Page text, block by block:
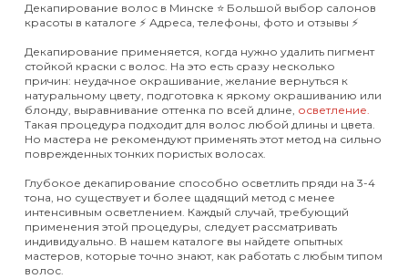
Декапирование волос в Минске ⭐️ Большой выбор салонов
красоты в каталоге ⚡️ Адреса, телефоны, фото и отзывы ⚡️
Декапирование применяется, когда нужно удалить пигмент
стойкой краски с волос. На это есть сразу несколько
причин: неудачное окрашивание, желание вернуться к
натуральному цвету, подготовка к яркому окрашиванию или
блонду, выравнивание оттенка по всей длине, осветление.
Такая процедура подходит для волос любой длины и цвета.
Но мастера не рекомендуют применять этот метод на сильно
поврежденных тонких пористых волосах.
Глубокое декапирование способно осветлить пряди на 3-4
тона, но существует и более щадящий метод с менее
интенсивным осветлением. Каждый случай, требующий
применения этой процедуры, следует рассматривать
индивидуально. В нашем каталоге вы найдете опытных
мастеров, которые точно знают, как работать с любым типом
волос.